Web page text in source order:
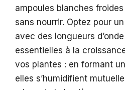
ampoules blanches
sans nourrir. Optez pour
avec des longueurs
essentielles à la
vos plantes : en formant
elles s’humidifient